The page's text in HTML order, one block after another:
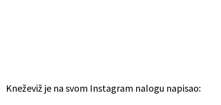
Kneževiž je na svom Instagram nalogu napisao: